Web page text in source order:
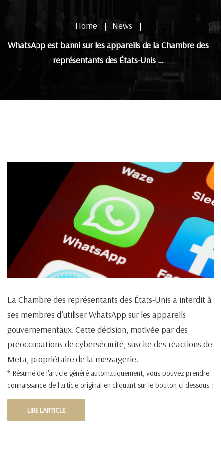
Home | News |
WhatsApp est banni sur les appareils de la Chambre des
représentants des États-Unis …
La Chambre des représentants des États-Unis a interdit à
ses membres d’utiliser WhatsApp sur les appareils
gouvernementaux. Cette décision, motivée par des
préoccupations de cybersécurité, suscite des réactions de
Meta, propriétaire de la messagerie.
* Résumé de l'article généré automatiquement, vous pouvez prendre
connaissance de l'article original en cliquant sur le bouton ci dessous :
LIRE L'ARTICLE